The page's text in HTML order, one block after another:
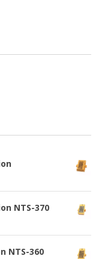
38.00€.
NTS-370
NTS-360